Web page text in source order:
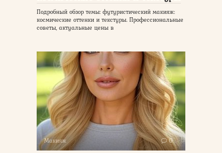
Подробный обзор темы: футуристический макияж:
космические оттенки и текстуры. Профессиональные
советы, актуальные цены в
Макияж 0